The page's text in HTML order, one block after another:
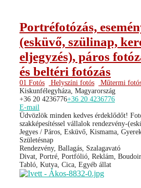
Portréfotózás,
(esküvő, szülinap,
eljegyzés), páros
és beltéri fotózás
01 Fotós Helyszíni fotós
Műtermi
Kiskunfélegyháza, Magyarország
+36 20 4236776+36 20 4236776
E-mail
Üdvözlök minden kedves érdeklődőt!
szakképesítéssel vállalok rendezvény-
Jegyes / Páros, Esküvő, Kismama,
Születésnap
Rendezvény, Ballagás, Szalagavató
Divat, Portré, Portfólió, Reklám,
Tabló, Kutya, Cica, Egyéb állat